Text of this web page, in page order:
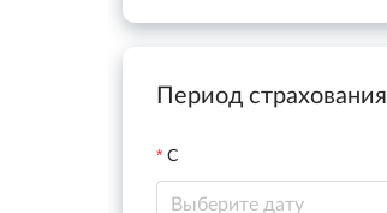
Период страхования
С